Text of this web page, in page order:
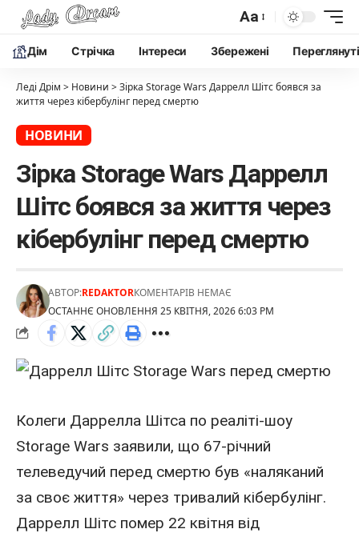
Aa
Дім Cтрічка Інтереси Збережені Переглянуті
Леді Дрім > Новини >Зірка Storage Wars Даррелл Шітс боявся за
життя через кібербулінг перед смертю
НОВИНИ
Зірка Storage Wars Даррелл
Шітс боявся за життя через
кібербулінг перед смертю
ОСТАННЄ ОНОВЛЕННЯ 25 КВІТНЯ, 2026 6:03 PM
АВТОР:REDAKTORКОМЕНТАРІВ НЕМАЄ
Колеги Даррелла Шітса по реаліті-шоу
Storage Wars заявили, що 67-річний
телеведучий перед смертю був «наляканий
за своє життя» через тривалий кібербулінг.
Даррелл Шітс помер 22 квітня від